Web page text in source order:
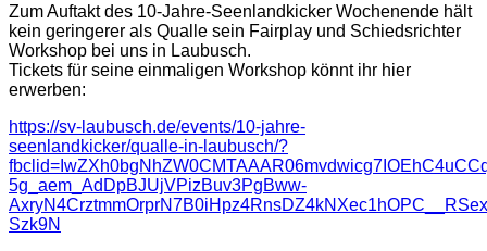
Zum Auftakt des 10-Jahre-Seenlandkicker Wochenende hält
kein geringerer als Qualle sein Fairplay und Schiedsrichter
Workshop bei uns in Laubusch.
Tickets für seine einmaligen Workshop könnt ihr hier
erwerben:
https://sv-laubusch.de/events/10-jahre-
seenlandkicker/qualle-in-laubusch/?
5g_aem_AdDpBJUjVPizBuv3PgBww-
Szk9N